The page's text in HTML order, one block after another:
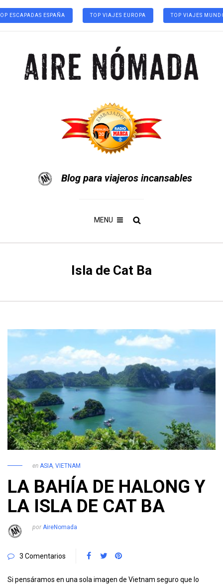
ESCAPADAS ESPAÑA TOP VIAJES EUROPA TOP VIAJES
Blog para viajeros incansables
MENU
Isla de Cat Ba
en ASIA, VIETNAM
LA BAHÍA DE HALONG Y
LA ISLA DE CAT BA
por AireNomada
3 Comentarios
Si pensáramos en una sola imagen de Vietnam seguro que lo